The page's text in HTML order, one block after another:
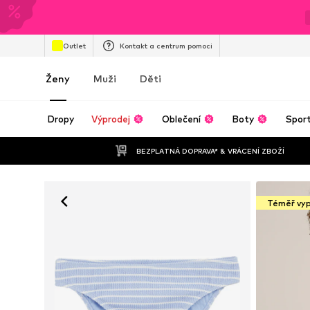
Outlet Kontakt a centrum pomoci
Ženy Muži Děti
Dropy Výprodej Oblečení Boty Sport
BEZPLATNÁ DOPRAVA* & VRÁCENÍ ZBOŽÍ
Téměř